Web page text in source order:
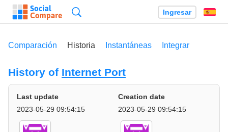
Ingresar
Comparación Historia Instantáneas Integrar
History of Internet Port
Last update
2023-05-29 09:54:15
Creation date
2023-05-29 09:54:15